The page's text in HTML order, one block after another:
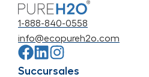
1-888-840-0558
info@ecopureh2o.com
Succursales